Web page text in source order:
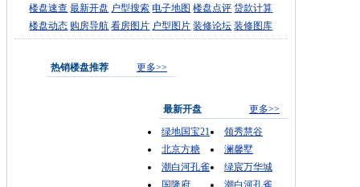
楼盘速查 最新开盘 户型搜索 电子地图 楼盘点评 贷款计算
楼盘动态 购房导航 看房图片 户型图片 装修论坛 装修图库
热销楼盘推荐 更多>>
最新开盘
更多>>
绿地国宝21
领秀慧谷
北京方糖
澜馨墅
潮白河孔雀
绿宸万华城
国隆府
潮白河孔雀